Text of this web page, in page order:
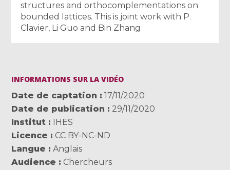
structures and orthocomplementations on
bounded lattices. This is joint work with P.
Clavier, Li Guo and Bin Zhang
INFORMATIONS SUR LA VIDÉO
Date de captation
17/11/2020
Date de publication
29/11/2020
Institut
IHES
Licence
CC BY-NC-ND
Langue
Anglais
Audience
Chercheurs